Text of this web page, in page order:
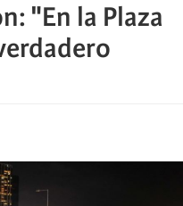
"En la Plaza